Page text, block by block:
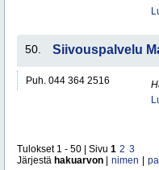
50. Siivouspalvelu
Puh. 044 364 2516
Tulokset 1 - 50 | Sivu 1 2 3
Järjestä hakuarvon nimen